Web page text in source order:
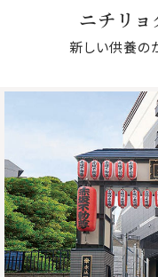
ニチリ
新しい供養の